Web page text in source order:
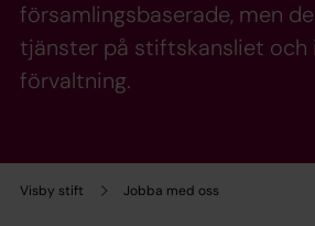
Visby stift Jobba med oss
församlingsbaserade, men
tjänster på stiftskansliet och
förvaltning.